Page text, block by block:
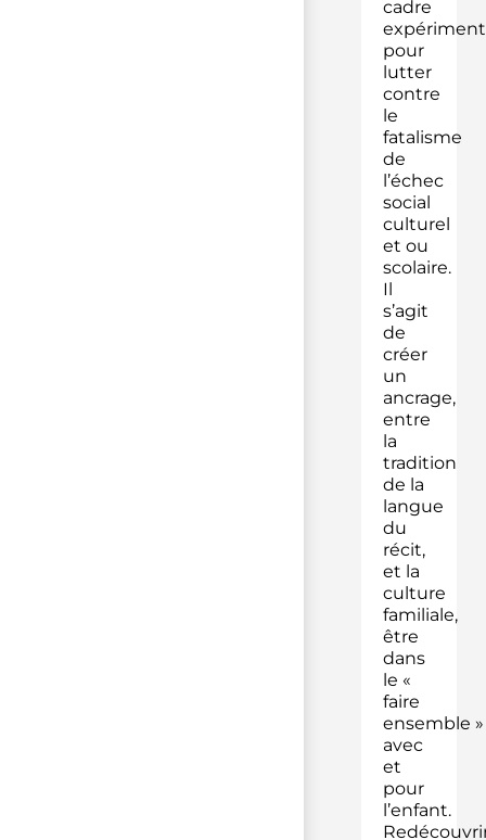
cadre
pour
lutter
contre
le
fatalisme
de
l’échec
social
culturel
et ou
scolaire.
Il
s’agit
de
créer
un
ancrage,
entre
la
tradition
de la
langue
du
récit,
et la
culture
familiale,
être
dans
le «
faire
ensemble »
avec
et
pour
l’enfant.